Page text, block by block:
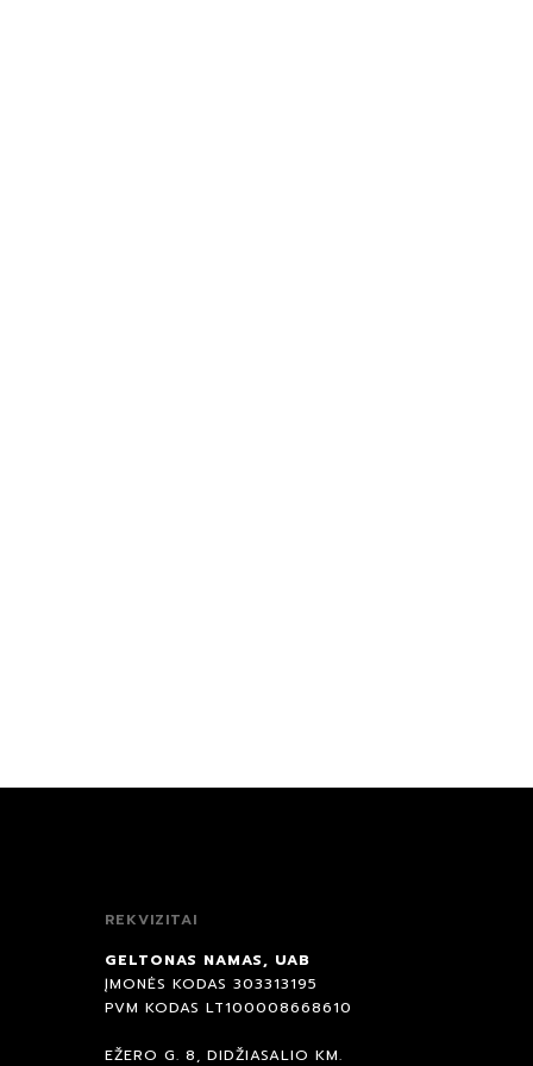
REKVIZITAI
GELTONAS NAMAS, UAB
ĮMONĖS KODAS 303313195
PVM KODAS LT100008668610
EŽERO G. 8, DIDŽIASALIO KM.